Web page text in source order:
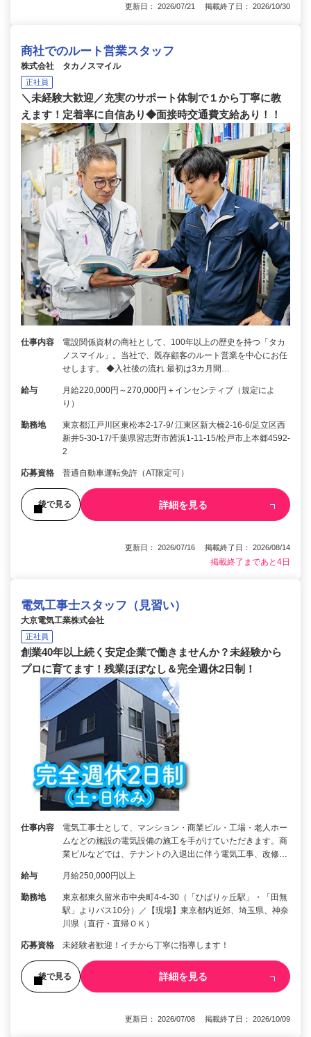
更新日： 2026/07/21 掲載終了日： 2026/10/30
商社でのルート営業スタッフ
株式会社 タカノスマイル
正社員
＼未経験大歓迎／充実のサポート体制で１から丁寧に教
えます！定着率に自信あり◆面接時交通費支給あり！！
仕事内容
電設関係資材の商社として、100年以上の歴史を持つ「タカ
ノスマイル」。当社で、既存顧客のルート営業を中心にお任
せします。 ◆入社後の流れ 最初は3カ月間…
給与
月給220,000円～270,000円＋インセンティブ（規定によ
り）
勤務地
東京都江戸川区東松本2-17-9/ 江東区新大橋2-16-6/足立区西
新井5-30-17/千葉県習志野市茜浜1-11-15/松戸市上本郷4592-
2
応募資格 普通自動車運転免許（AT限定可）
後で見る 詳細を見る
更新日： 2026/07/16 掲載終了日： 2026/08/14
掲載終了まであと4日
電気工事士スタッフ（見習い）
大京電気工業株式会社
正社員
創業40年以上続く安定企業で働きませんか？未経験から
プロに育てます！残業ほぼなし＆完全週休2日制！
仕事内容
電気工事士として、マンション・商業ビル・工場・老人ホー
ムなどの施設の電気設備の施工を手がけていただきます。商
業ビルなどでは、テナントの入退出に伴う電気工事、改修…
給与 月給250,000円以上
勤務地
東京都東久留米市中央町4-4-30（「ひばりヶ丘駅」・「田無
駅」よりバス10分）／【現場】東京都内近郊、埼玉県、神奈
川県（直行・直帰ＯＫ）
応募資格 未経験者歓迎！イチから丁寧に指導します！
後で見る 詳細を見る
更新日： 2026/07/08 掲載終了日： 2026/10/09